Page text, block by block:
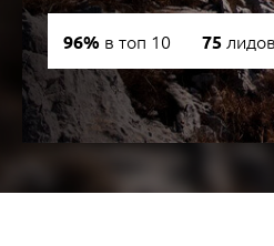
96% в топ 10 75